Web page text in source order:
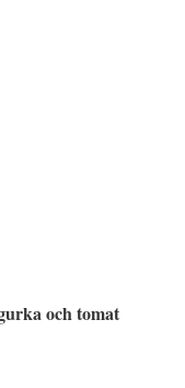
och tomat